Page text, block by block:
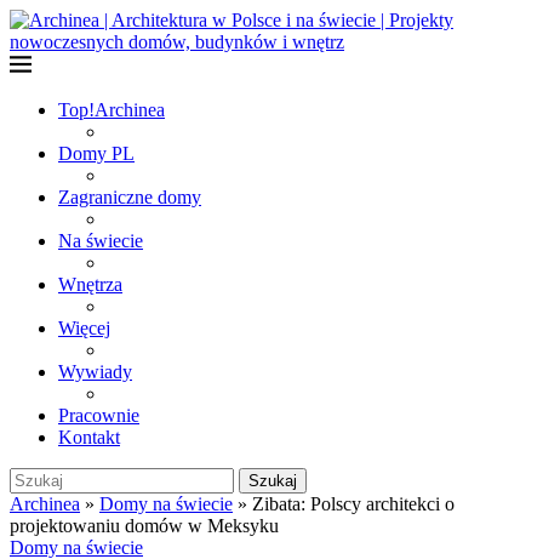
Top!Archinea
Domy PL
Zagraniczne domy
Na świecie
Wnętrza
Więcej
Wywiady
Pracownie
Kontakt
Szukaj
Archinea » Domy na świecie » Zibata: Polscy architekci o
projektowaniu domów w Meksyku
Domy na świecie